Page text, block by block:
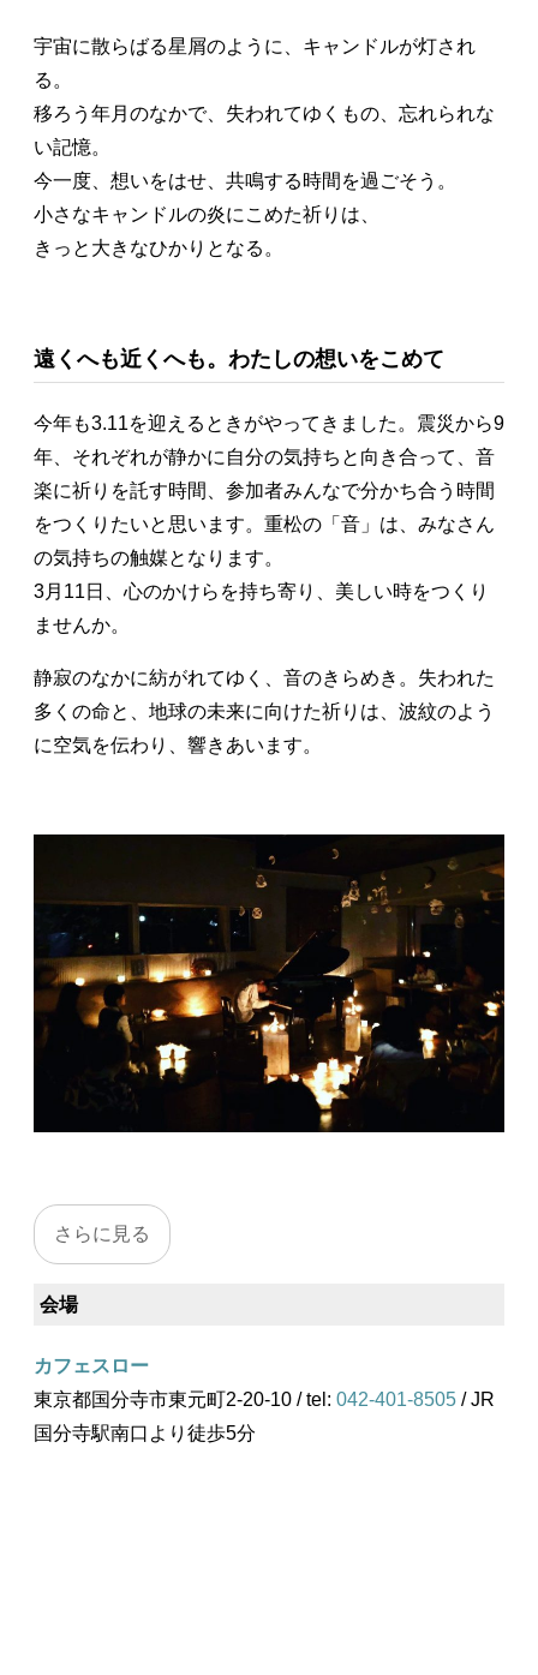
宇宙に散らばる星屑のように、キャンドルが灯され
る。
移ろう年月のなかで、失われてゆくもの、忘れられな
い記憶。
今一度、想いをはせ、共鳴する時間を過ごそう。
小さなキャンドルの炎にこめた祈りは、
きっと大きなひかりとなる。
遠くへも近くへも。わたしの想いをこめて
今年も3.11を迎えるときがやってきました。震災から9
年、それぞれが静かに自分の気持ちと向き合って、音
楽に祈りを託す時間、参加者みんなで分かち合う時間
をつくりたいと思います。重松の「音」は、みなさん
の気持ちの触媒となります。
3月11日、心のかけらを持ち寄り、美しい時をつくり
ませんか。
静寂のなかに紡がれてゆく、音のきらめき。失われた
多くの命と、地球の未来に向けた祈りは、波紋のよう
に空気を伝わり、響きあいます。
会場
カフェスロー
東京都国分寺市東元町2-20-10 / tel: 042-401-8505 / JR
国分寺駅南口より徒歩5分